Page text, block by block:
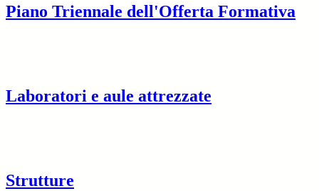
Piano Triennale dell'Offerta Formativa
Laboratori e aule attrezzate
Strutture